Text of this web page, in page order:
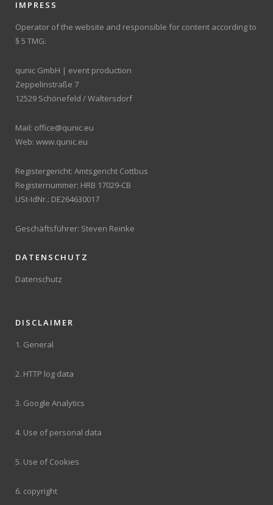
IMPRESS
Operator of the website and responsible for content according to
§ 5 TMG:
qunic GmbH | event production
Zeppelinstraße 7
12529 Schönefeld / Waltersdorf
Mail: office@qunic.eu
Web: www.qunic.eu
Registergericht: Amtsgericht Cottbus
Registernummer: HRB 17029-CB
USt-IdNr.: DE264630017
Geschäftsführer: Steven Reinke
DATENSCHUTZ
Datenschutz
DISCLAIMER
1. General
2. HTTP log data
3. Google Analytics
4. Use of personal data
5. Use of Cookies
6. copyright